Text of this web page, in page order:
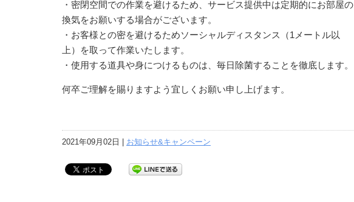
・密閉空間での作業を避けるため、サービス提供中は定期的にお部屋の
換気をお願いする場合がございます。
・お客様との密を避けるためソーシャルディスタンス（1メートル以
上）を取って作業いたします。
・使用する道具や身につけるものは、毎日除菌することを徹底します。
何卒ご理解を賜りますよう宜しくお願い申し上げます。
2021年09月02日 | お知らせ&キャンペーン